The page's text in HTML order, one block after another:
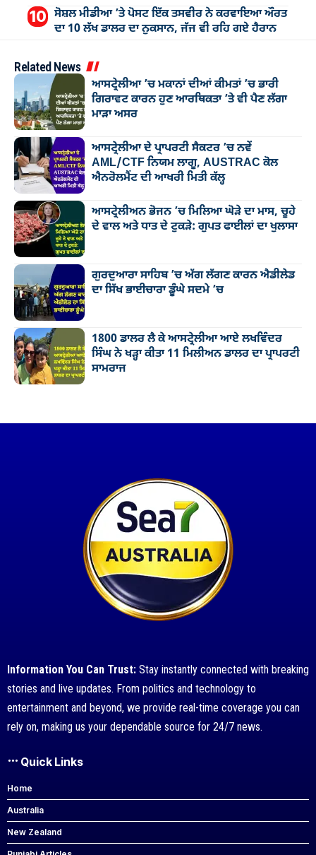
ਸੋਸ਼ਲ ਮੀਡੀਆ ’ਤੇ ਪੋਸਟ ਇੱਕ ਤਸਵੀਰ ਨੇ ਕਰਵਾਇਆ ਔਰਤ
ਦਾ 10 ਲੱਖ ਡਾਲਰ ਦਾ ਨੁਕਸਾਨ, ਜੱਜ ਵੀ ਰਹਿ ਗਏ ਹੈਰਾਨ
Related News
ਆਸਟ੍ਰੇਲੀਆ ’ਚ ਮਕਾਨਾਂ ਦੀਆਂ ਕੀਮਤਾਂ ’ਚ ਭਾਰੀ
ਗਿਰਾਵਟ ਕਾਰਨ ਹੁਣ ਆਰਥਿਕਤਾ ’ਤੇ ਵੀ ਪੈਣ ਲੱਗਾ
ਮਾੜਾ ਅਸਰ
ਆਸਟ੍ਰੇਲੀਆ ਦੇ ਪ੍ਰਾਪਰਟੀ ਸੈਕਟਰ ’ਚ ਨਵੇਂ
AML/CTF ਨਿਯਮ ਲਾਗੂ, AUSTRAC ਕੋਲ
ਐਨਰੋਲਮੈਂਟ ਦੀ ਆਖਰੀ ਮਿਤੀ ਕੱਲ੍ਹ
ਆਸਟ੍ਰੇਲੀਅਨ ਭੋਜਨ ’ਚ ਮਿਲਿਆ ਘੋੜੇ ਦਾ ਮਾਸ, ਚੂਹੇ
ਦੇ ਵਾਲ ਅਤੇ ਧਾਤ ਦੇ ਟੁਕੜੇ: ਗੁਪਤ ਫਾਈਲਾਂ ਦਾ ਖੁਲਾਸਾ
ਗੁਰਦੁਆਰਾ ਸਾਹਿਬ ’ਚ ਅੱਗ ਲੱਗਣ ਕਾਰਨ ਐਡੀਲੇਡ
ਦਾ ਸਿੱਖ ਭਾਈਚਾਰਾ ਡੂੰਘੇ ਸਦਮੇ ’ਚ
1800 ਡਾਲਰ ਲੈ ਕੇ ਆਸਟ੍ਰੇਲੀਆ ਆਏ ਲਖਵਿੰਦਰ
ਸਿੰਘ ਨੇ ਖੜ੍ਹਾ ਕੀਤਾ 11 ਮਿਲੀਅਨ ਡਾਲਰ ਦਾ ਪ੍ਰਾਪਰਟੀ
ਸਾਮਰਾਜ
Information You Can Trust: Stay instantly connected with breaking
stories and live updates. From politics and technology to
entertainment and beyond, we provide real-time coverage you can
rely on, making us your dependable source for 24/7 news.
Quick Links
Home
Australia
New Zealand